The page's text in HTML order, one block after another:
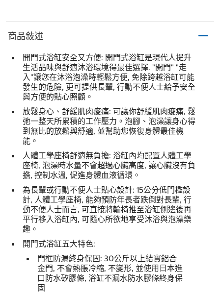
商品敍述
開門式浴缸安全又方便: 開門式浴缸是現代人提升
生活品味與舒適沐浴環境得最佳選擇. "開門" "走
入"讓您在沐浴泡澡時輕鬆方便, 免除跨越浴缸可能
發生的危險, 更可提供長輩, 行動不便人士給予安全
與方便的貼心照顧。
放鬆身心、舒緩肌肉痠痛: 可讓你舒緩肌肉痠痛, 鬆
弛一整天所累積的工作壓力。泡腳、泡澡讓身心得
到無比的放鬆與舒適, 並幫助您恢復身體最佳機
能。
人體工學座椅舒適無負擔: 浴缸內均配置人體工學
座椅, 泡澡時水量不會超過心臟高度, 讓心臟沒有負
擔, 控制水溫, 促進身體血液循環。
為長輩或行動不便人士貼心設計: 15公分低門檻設
計, 人體工學座椅, 能夠預防年長者跌倒對長輩, 行
動不便人士而言, 可直接將輪椅推至浴缸側邊後再
平行移入浴缸內, 可隨心所欲地享受沐浴與泡澡樂
趣。
開門式浴缸五大特色:
門框防漏終身保固: 30公斤以上結實鋁合
金門, 不會熱脹冷縮, 不變形, 並使用日本進
口防水矽膠條, 浴缸不漏水防水膠條終身保
固